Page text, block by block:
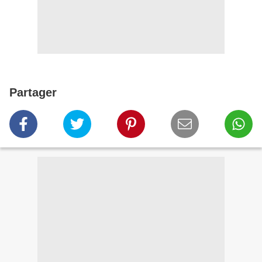
Partager